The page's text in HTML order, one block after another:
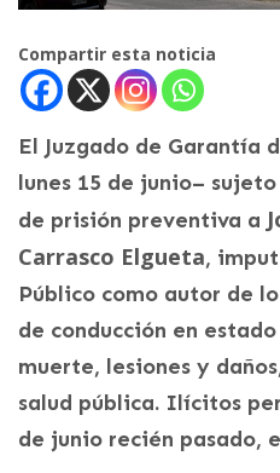
Compartir esta noticia
El Juzgado de Garantía
lunes 15 de junio–
de prisión preventiva a
Carrasco Elgueta,
Público como autor de
de conducción en
muerte, lesiones y
salud pública. Ilícitos
de junio recién pasado,